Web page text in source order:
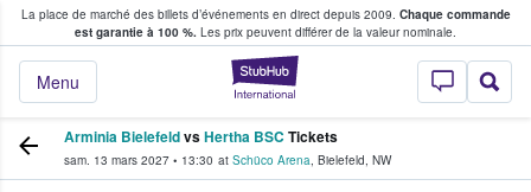
La place de marché des billets d’événements en direct depuis 2009. Chaque commande
est garantie à 100 %. Les prix peuvent différer de la valeur nominale.
StubHub - Où
Menu
fans achètent et vendent des billets
Arminia BielefeldvsHertha BSC Tickets
sam. 13 mars 2027 • 13:30 at Schüco Arena, Bielefeld, NW